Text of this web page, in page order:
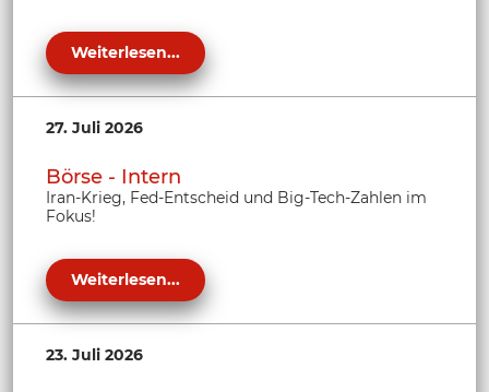
Weiterlesen...
27. Juli 2026
Börse - Intern
Iran-Krieg, Fed-Entscheid und Big-Tech-Zahlen im
Fokus!
Weiterlesen...
23. Juli 2026